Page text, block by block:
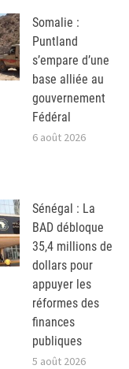
Somalie :
Puntland
s’empare d’une
base alliée au
gouvernement
Fédéral
6 août 2026
Sénégal : La
BAD débloque
35,4 millions de
dollars pour
appuyer les
réformes des
finances
publiques
5 août 2026